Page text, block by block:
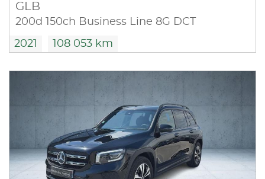
GLB
200d 150ch Business Line 8G DCT
2021 108 053 km